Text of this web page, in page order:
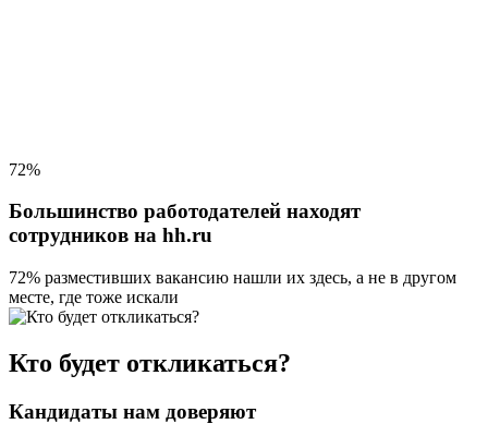
72%
Большинство работодателей находят
сотрудников на hh.ru
72% разместивших вакансию нашли их здесь, а не в другом
месте, где тоже искали
Кто будет откликаться?
Кандидаты нам доверяют